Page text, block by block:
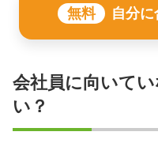
無料 自分
会社員に向いて
い？